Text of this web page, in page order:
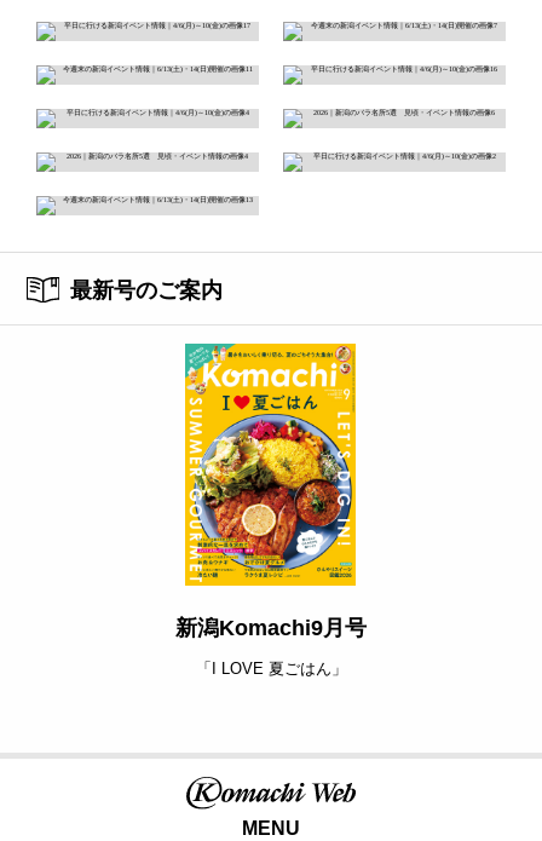
最新号のご案内
新潟Komachi9月号
「I LOVE 夏ごはん」
MENU